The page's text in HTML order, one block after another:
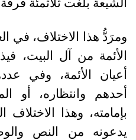
ومرَدُّ هذا الاختلاف، في
الأئمة من آل البيت،
أعيان الأئمة، وفي
أحدهم وانتظاره، أو
بإمامته، وهذا
يدعونه من النص